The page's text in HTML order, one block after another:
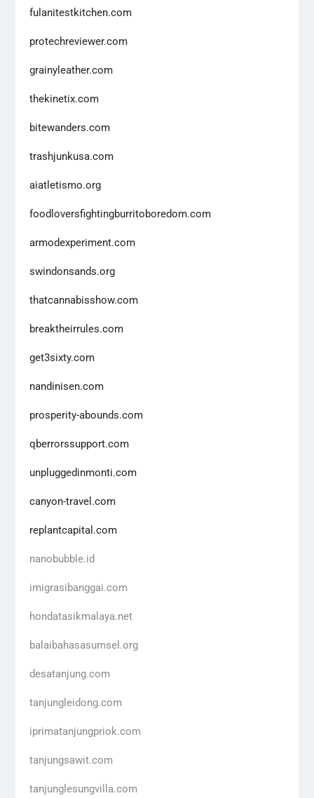
fulanitestkitchen.com
protechreviewer.com
grainyleather.com
thekinetix.com
bitewanders.com
trashjunkusa.com
aiatletismo.org
foodloversfightingburritoboredom.com
armodexperiment.com
swindonsands.org
thatcannabisshow.com
breaktheirrules.com
get3sixty.com
nandinisen.com
prosperity-abounds.com
qberrorssupport.com
unpluggedinmonti.com
canyon-travel.com
replantcapital.com
nanobubble.id
imigrasibanggai.com
hondatasikmalaya.net
balaibahasasumsel.org
desatanjung.com
tanjungleidong.com
iprimatanjungpriok.com
tanjungsawit.com
tanjunglesungvilla.com